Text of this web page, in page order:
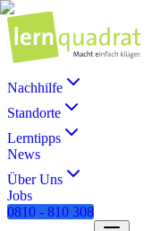
Nachhilfe
Standorte
Lerntipps
News
Über Uns
Jobs
0810 - 810 308